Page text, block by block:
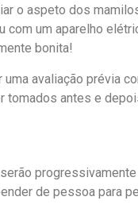
o aspeto dos
com um aparelho
bonita!
avaliação prévia
tomados antes e
de pessoa para